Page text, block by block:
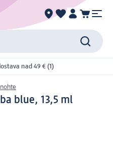
nad 49 € (1)
nohte
blue, 13,5 ml